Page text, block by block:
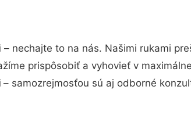
– nechajte to na nás. Našimi rukami
prispôsobiť a vyhovieť v
– samozrejmosťou sú aj odborné